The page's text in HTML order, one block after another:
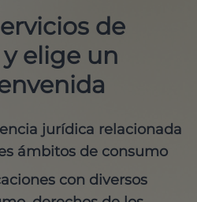
de
elige un
jurídica relacionada
ámbitos de consumo
con diversos